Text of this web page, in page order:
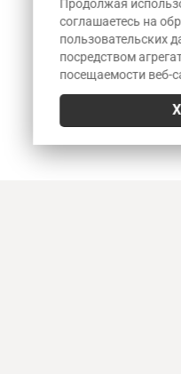
Продолжая
соглашаетесь на
пользовательских
посредством
посещаемости веб-